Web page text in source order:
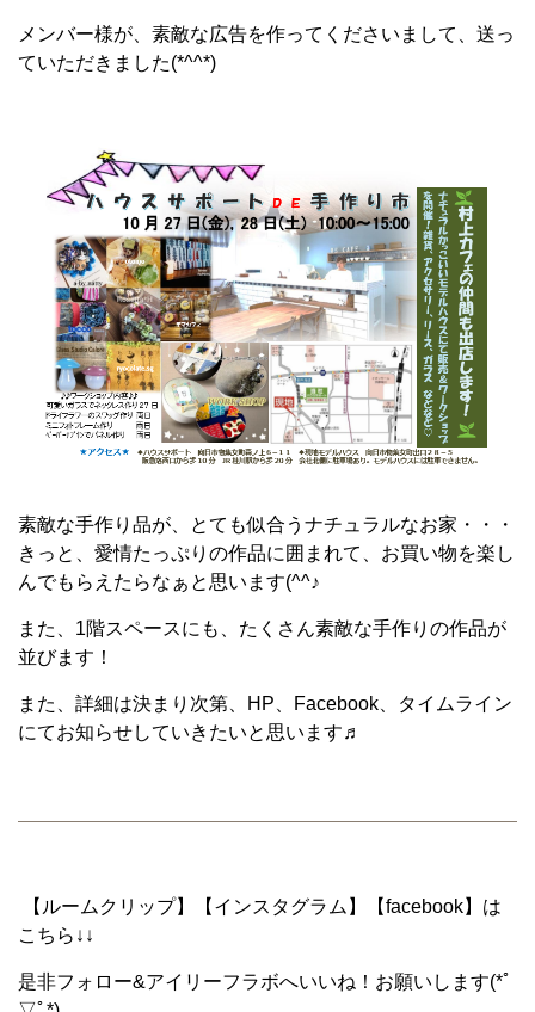
メンバー様が、素敵な広告を作ってくださいまして、送っ
ていただきました(*^^*)
素敵な手作り品が、とても似合うナチュラルなお家・・・
きっと、愛情たっぷりの作品に囲まれて、お買い物を楽し
んでもらえたらなぁと思います(^^♪
また、1階スペースにも、たくさん素敵な手作りの作品が
並びます！
また、詳細は決まり次第、HP、Facebook、タイムライン
にてお知らせしていきたいと思います♬
【ルームクリップ】【インスタグラム】【facebook】は
こちら↓↓
是非フォロー&アイリーフラボへいいね！お願いします(*ﾟ